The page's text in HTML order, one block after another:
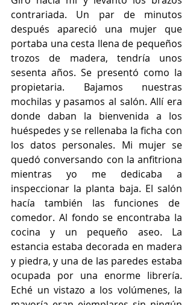
contrariada. Un par de minutos
después apareció una mujer que
portaba una cesta llena de pequeños
trozos de madera, tendría unos
sesenta años. Se presentó como la
propietaria. Bajamos nuestras
mochilas y pasamos al salón. Allí era
donde daban la bienvenida a los
huéspedes y se rellenaba la ficha con
los datos personales. Mi mujer se
quedó conversando con la anfitriona
mientras yo me dedicaba a
inspeccionar la planta baja. El salón
hacía también las funciones de
comedor. Al fondo se encontraba la
cocina y un pequeño aseo. La
estancia estaba decorada en madera
y piedra, y una de las paredes estaba
ocupada por una enorme librería.
Eché un vistazo a los volúmenes, la